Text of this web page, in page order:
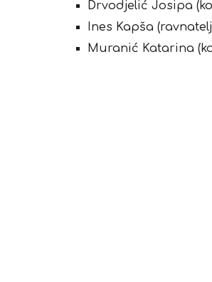
Drvodjelić Josipa
Ines Kapša
Muranić Katarina